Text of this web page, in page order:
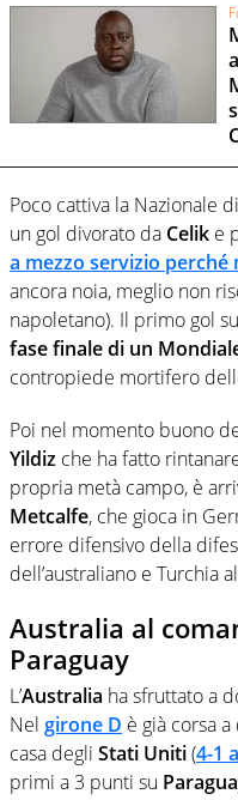
Poco cattiva la Nazionale
un gol divorato da Celik e
a mezzo servizio perché
ancora noia, meglio non
napoletano). Il primo gol
fase finale di un
contropiede mortifero
Poi nel momento buono
Yildiz che ha fatto
propria metà campo, è
Metcalfe, che gioca in
errore difensivo della
dell’australiano e Turchia
Australia al
Paraguay
L’Australia ha sfruttato a
Nel girone D è già corsa
casa degli Stati Uniti(4-1
primi a 3 punti su